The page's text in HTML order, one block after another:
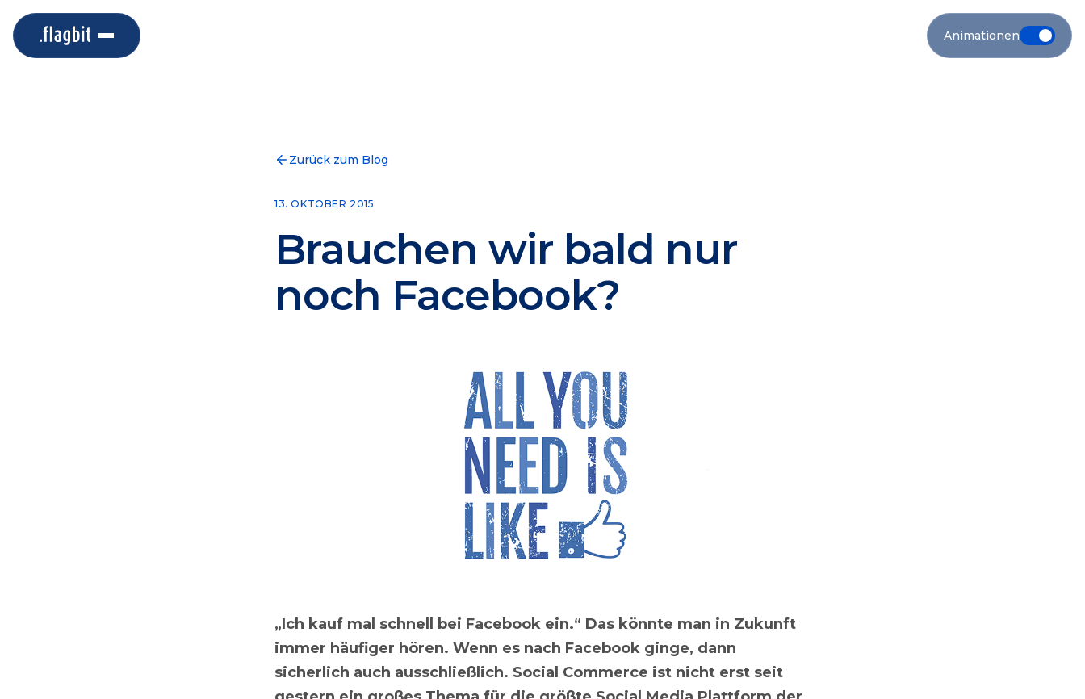
Zurück zum Blog
13. OKTOBER 2015
Brauchen wir bald nur
noch Facebook?
„Ich kauf mal schnell bei Facebook ein.“ Das könnte man in Zukunft
immer häufiger hören. Wenn es nach Facebook ginge, dann
sicherlich auch ausschließlich. Social Commerce ist nicht erst seit
Animationen